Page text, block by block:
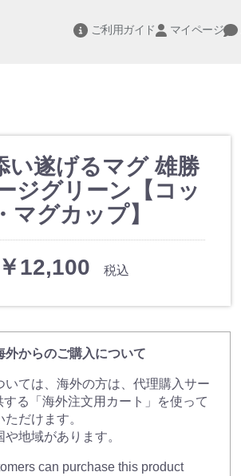
ご利用ガイド マイページ
い遂げるマグ 雄勝
ジグリーン【コッ
マグカップ】
￥12,100 税込
外からのご購入について
いては、海外の方は、代理購入サー
する「海外注文用カート」を使って
だけます。
地域があります。
can purchase this product